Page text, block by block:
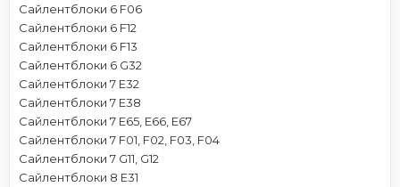
Сайлентблоки 6 F06
Сайлентблоки 6 F12
Сайлентблоки 6 F13
Сайлентблоки 6 G32
Сайлентблоки 7 E32
Сайлентблоки 7 E38
Сайлентблоки 7 E65, E66, E67
Сайлентблоки 7 F01, F02, F03, F04
Сайлентблоки 7 G11, G12
Сайлентблоки 8 E31